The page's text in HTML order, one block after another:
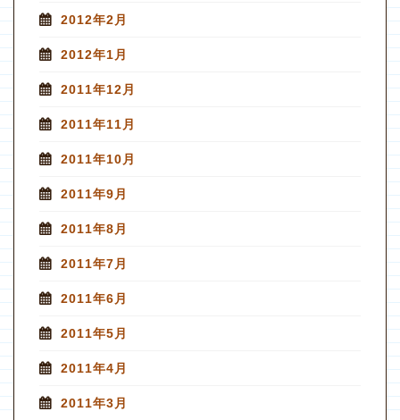
2012年2月
2012年1月
2011年12月
2011年11月
2011年10月
2011年9月
2011年8月
2011年7月
2011年6月
2011年5月
2011年4月
2011年3月